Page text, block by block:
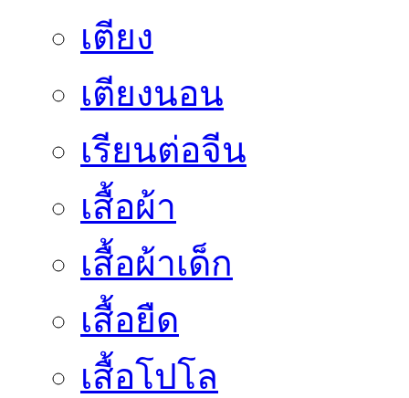
เตียง
เตียงนอน
เรียนต่อจีน
เสื้อผ้า
เสื้อผ้าเด็ก
เสื้อยืด
เสื้อโปโล